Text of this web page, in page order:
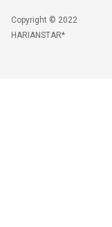
Copyright © 2022
HARIANSTAR*